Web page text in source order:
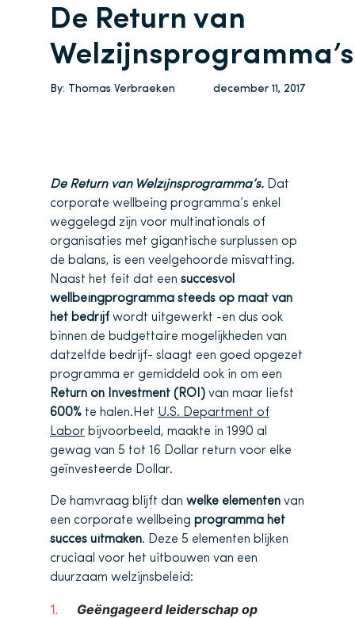
De Return van
Welzijnsprogramma’s
By: Thomas Verbraeken december 11, 2017
De Return van Welzijnsprogramma’s. Dat
corporate wellbeing programma’s enkel
weggelegd zijn voor multinationals of
organisaties met gigantische surplussen op
de balans, is een veelgehoorde misvatting.
Naast het feit dat een succesvol
wellbeingprogramma steeds op maat van
het bedrijf wordt uitgewerkt -en dus ook
binnen de budgettaire mogelijkheden van
datzelfde bedrijf- slaagt een goed opgezet
programma er gemiddeld ook in om een
Return on Investment (ROI) van maar liefst
600% te halen.Het U.S. Department of
Labor bijvoorbeeld, maakte in 1990 al
gewag van 5 tot 16 Dollar return voor elke
geïnvesteerde Dollar.
De hamvraag blijft dan welke elementen van
een corporate wellbeing programma het
succes uitmaken. Deze 5 elementen blijken
cruciaal voor het uitbouwen van een
duurzaam welzijnsbeleid:
Geëngageerd leiderschap op